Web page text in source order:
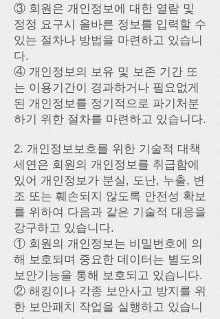
③ 회원은 개인정보에 대한 열람 및
정정 요구시 올바른 정보를 입력할 수
있는 절차나 방법을 마련하고 있습니
다.
④ 개인정보의 보유 및 보존 기간 또
는 이용기간이 경과하거나 필요없게
된 개인정보를 정기적으로 파기처분
하기 위한 절차를 마련하고 있습니다.
2. 개인정보보호를 위한 기술적 대책
세연은 회원의 개인정보를 취급함에
있어 개인정보가 분실, 도난, 누출, 변
조 또는 훼손되지 않도록 안전성 확보
를 위하여 다음과 같은 기술적 대응을
강구하고 있습니다.
① 회원의 개인정보는 비밀번호에 의
해 보호되며 중요한 데이터는 별도의
보안기능을 통해 보호되고 있습니다.
② 해킹이나 각종 보안사고 방지를 위
한 보안패치 작업을 실행하고 있습니